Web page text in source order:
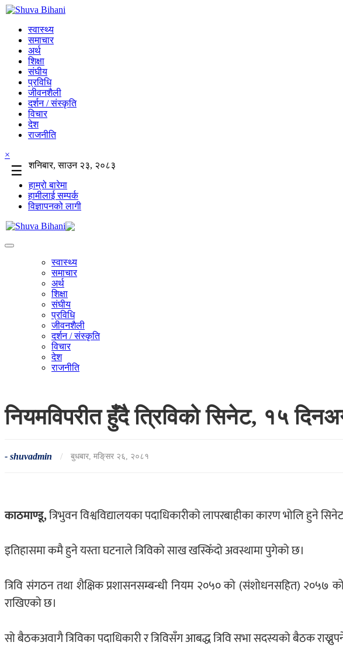
स्वास्थ्य
समाचार
अर्थ
शिक्षा
संघीय
प्रविधि
जीवनशैली
दर्शन / संस्कृति
विचार
देश
राजनीति
×
☰
शनिबार, साउन २३, २०८३
हाम्रो बारेमा
हामीलाई सम्पर्क
विज्ञापनको लागी
स्वास्थ्य
समाचार
अर्थ
शिक्षा
संघीय
प्रविधि
जीवनशैली
दर्शन / संस्कृति
विचार
देश
राजनीति
नियमविपरीत हुँदै त्रिविको सिनेट, १५
- shuvadmin / बुधबार, मङि्सर २६, २०८१
काठमाण्डू,त्रिभुवन विश्वविद्यालयका पदाधिकारीको लापरबाहीका कारण भोलि हुने
इतिहासमा कमै हुने यस्ता घटनाले त्रिविको साख खस्किँदो अवस्थामा पुगेको छ।
त्रिवि संगठन तथा शैक्षिक प्रशासनसम्बन्धी नियम २०५० को (संशोधनसहित) २०५७
राखिएको छ।
सो बैठकअवागै त्रिविका पदाधिकारी र त्रिविसँग आबद्ध त्रिवि सभा सदस्यको बैठक